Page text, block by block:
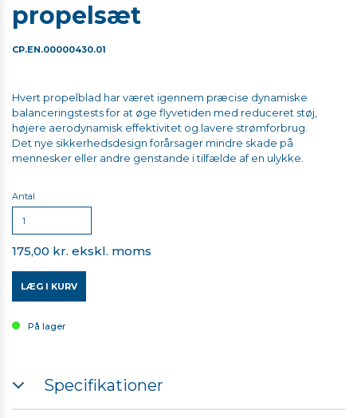
propelsæt
CP.EN.00000430.01
Hvert propelblad har været igennem præcise dynamiske
balanceringstests for at øge flyvetiden med reduceret støj,
højere aerodynamisk effektivitet og lavere strømforbrug.
Det nye sikkerhedsdesign forårsager mindre skade på
mennesker eller andre genstande i tilfælde af en ulykke.
Antal
175,00 kr. ekskl. moms
LÆG I KURV
På lager
Specifikationer